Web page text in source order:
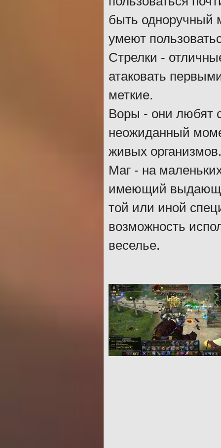
быть одноручный
умеют
Стрелки -
атаковать
меткие.
Воры - они любят
неожиданный
живых
Маг - на
имеющий
той или иной
возможность
веселье.